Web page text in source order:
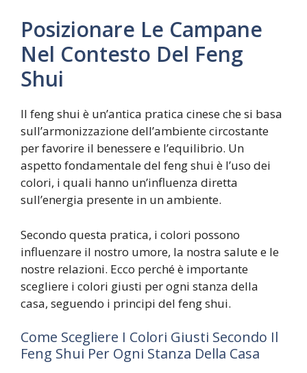
Posizionare Le Campane
Nel Contesto Del Feng
Shui
Il feng shui è un’antica pratica cinese che si basa
sull’armonizzazione dell’ambiente circostante
per favorire il benessere e l’equilibrio. Un
aspetto fondamentale del feng shui è l’uso dei
colori, i quali hanno un’influenza diretta
sull’energia presente in un ambiente.
Secondo questa pratica, i colori possono
influenzare il nostro umore, la nostra salute e le
nostre relazioni. Ecco perché è importante
scegliere i colori giusti per ogni stanza della
casa, seguendo i principi del feng shui.
Come Scegliere I Colori Giusti Secondo Il
Feng Shui Per Ogni Stanza Della Casa